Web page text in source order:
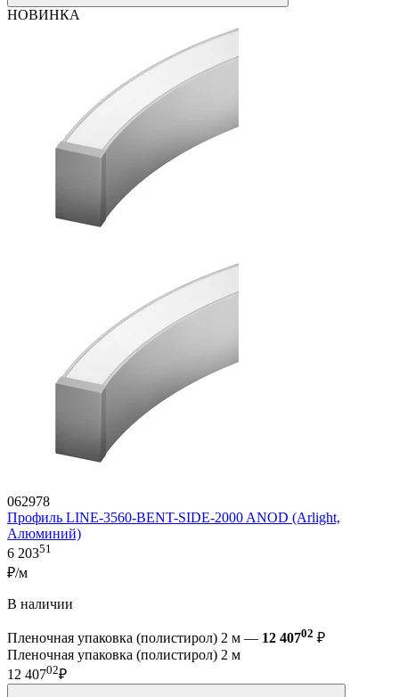
НОВИНКА
062978
Профиль LINE-3560-BENT-SIDE-2000 ANOD (Arlight,
Алюминий)
6 20351
₽/м
В наличии
Пленочная упаковка (полистирол) 2 м — 12 40702 ₽
Пленочная упаковка (полистирол) 2 м
12 40702₽